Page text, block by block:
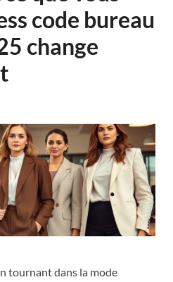
code bureau
change
tournant dans la mode